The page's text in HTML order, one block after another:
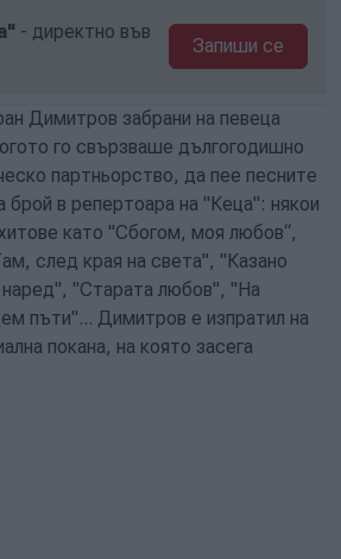
- директно във
Запиши се
Димитров забрани на певеца
го свързваше дългогодишно
партньорство, да пее песните
в репертоара на "Кеца": някои
като "Сбогом, моя любов“,
след края на света", "Казано
"Старата любов", "На
пъти"... Димитров е изпратил на
покана, на която засега